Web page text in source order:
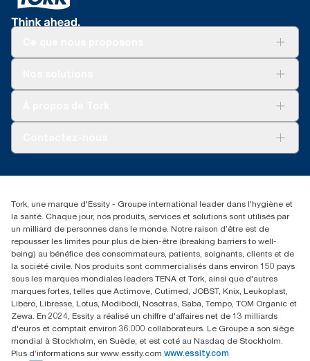
+216 71 11 60 00
52 Rue 8601 ZI CHARGUIA 1
BP194.Tunis, Tunisie
Tork, une marque d'Essity - Groupe international leader dans l'hygiène et
la santé. Chaque jour, nos produits, services et solutions sont utilisés par
un milliard de personnes dans le monde. Notre raison d’être est de
repousser les limites pour plus de bien-être (breaking barriers to well-
being) au bénéfice des consommateurs, patients, soignants, clients et de
la société civile. Nos produits sont commercialisés dans environ 150 pays
sous les marques mondiales leaders TENA et Tork, ainsi que d'autres
marques fortes, telles que Actimove, Cutimed, JOBST, Knix, Leukoplast,
Libero, Libresse, Lotus, Modibodi, Nosotras, Saba, Tempo, TOM Organic et
Zewa. En 2024, Essity a réalisé un chiffre d'affaires net de 13 milliards
d'euros et comptait environ 36.000 collaborateurs. Le Groupe a son siège
mondial à Stockholm, en Suède, et est coté au Nasdaq de Stockholm.
Plus d’informations sur www.essity.com www.essity.com